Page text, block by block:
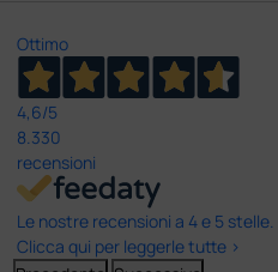
Ottimo
4,6/5
8.330
recensioni
Le nostre recensioni a 4 e 5 stelle.
Clicca qui per leggerle tutte >